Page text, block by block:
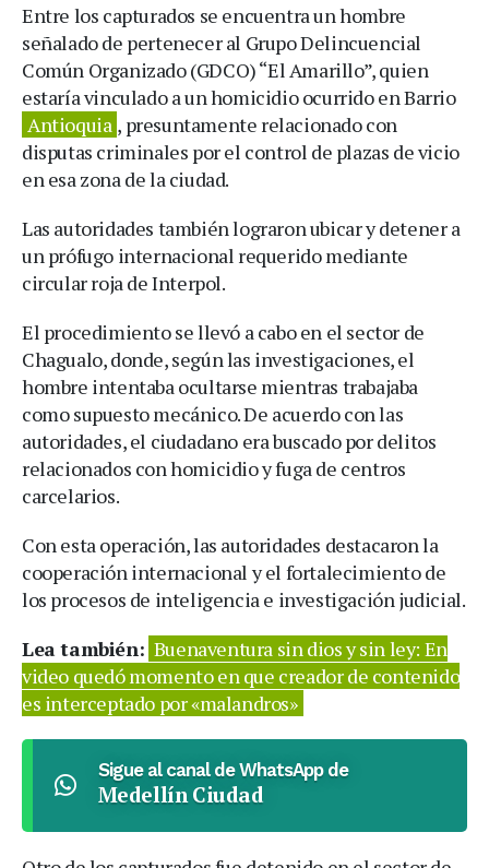
Entre los capturados se encuentra un hombre
señalado de pertenecer al Grupo Delincuencial
Común Organizado (GDCO) “El Amarillo”, quien
estaría vinculado a un homicidio ocurrido en Barrio
Antioquia , presuntamente relacionado con
disputas criminales por el control de plazas de vicio
en esa zona de la ciudad.
Las autoridades también lograron ubicar y detener a
un prófugo internacional requerido mediante
circular roja de Interpol.
El procedimiento se llevó a cabo en el sector de
Chagualo, donde, según las investigaciones, el
hombre intentaba ocultarse mientras trabajaba
como supuesto mecánico. De acuerdo con las
autoridades, el ciudadano era buscado por delitos
relacionados con homicidio y fuga de centros
carcelarios.
Con esta operación, las autoridades destacaron la
cooperación internacional y el fortalecimiento de
los procesos de inteligencia e investigación judicial.
Lea también: Buenaventura sin dios y sin ley: En
video quedó momento en que creador de contenido
es interceptado por «malandros»
Sigue al canal de WhatsApp de
Medellín Ciudad